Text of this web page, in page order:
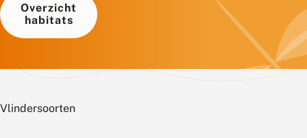
Overzicht
habitats
Vlindersoorten